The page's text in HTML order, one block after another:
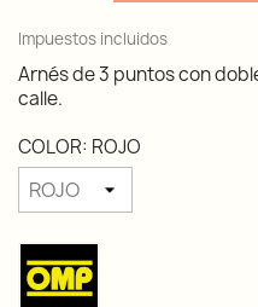
Impuestos incluidos
Arnés de 3 puntos con
calle.
COLOR: ROJO